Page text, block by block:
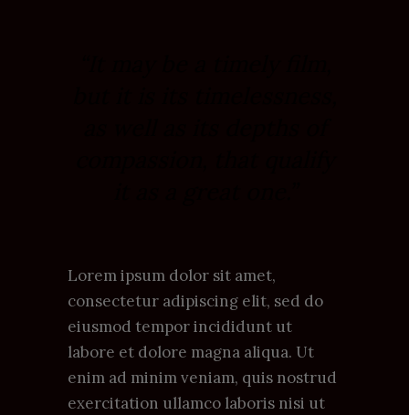
Lorem ipsum dolor sit amet,
consectetur adipiscing elit, sed do
eiusmod tempor incididunt ut
labore et dolore magna aliqua. Ut
enim ad minim veniam, quis nostrud
exercitation ullamco laboris nisi ut